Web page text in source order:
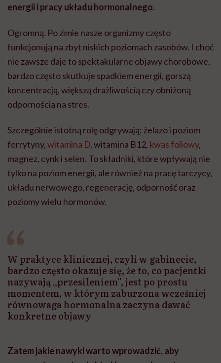
energii i pracy układu hormonalnego.
Ogromną. Po zimie nasze organizmy często
funkcjonują na zbyt niskich poziomach zasobów. I choć
nie zawsze daje to spektakularne objawy chorobowe,
bardzo często skutkuje spadkiem energii, gorszą
koncentracją, większą drażliwością czy obniżoną
odpornością na stres.
Szczególnie istotną rolę odgrywają: żelazo i poziom
ferrytyny,witamina D, witamina B12, kwas foliowy,
magnez, cynk i selen. To składniki, które wpływają nie
tylko na poziom energii, ale również na pracę tarczycy,
układu nerwowego, regenerację, odporność oraz
poziomy wielu hormonów.
W praktyce klinicznej, czyli w gabinecie,
bardzo często okazuje się, że to, co pacjentki
nazywają „przesileniem”, jest po prostu
momentem, w którym zaburzona wcześniej
równowaga hormonalna zaczyna dawać
konkretne objawy
Zatem jakie nawyki warto wprowadzić, aby